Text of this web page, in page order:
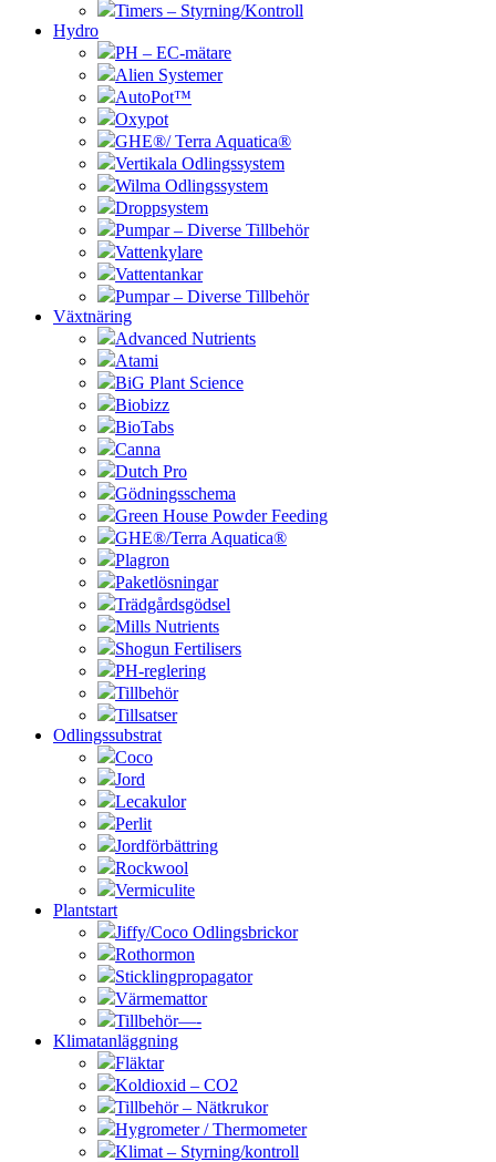
Timers – Styrning/Kontroll
Hydro
PH – EC-mätare
Alien Systemer
AutoPot™
Oxypot
GHE®/ Terra Aquatica®
Vertikala Odlingssystem
Wilma Odlingssystem
Droppsystem
Pumpar – Diverse Tillbehör
Vattenkylare
Vattentankar
Pumpar – Diverse Tillbehör
Växtnäring
Advanced Nutrients
Atami
BiG Plant Science
Biobizz
BioTabs
Canna
Dutch Pro
Gödningsschema
Green House Powder Feeding
GHE®/Terra Aquatica®
Plagron
Paketlösningar
Trädgårdsgödsel
Mills Nutrients
Shogun Fertilisers
PH-reglering
Tillbehör
Tillsatser
Odlingssubstrat
Coco
Jord
Lecakulor
Perlit
Jordförbättring
Rockwool
Vermiculite
Plantstart
Jiffy/Coco Odlingsbrickor
Rothormon
Sticklingpropagator
Värmemattor
Tillbehör—-
Klimatanläggning
Fläktar
Koldioxid – CO2
Tillbehör – Nätkrukor
Hygrometer / Thermometer
Klimat – Styrning/kontroll